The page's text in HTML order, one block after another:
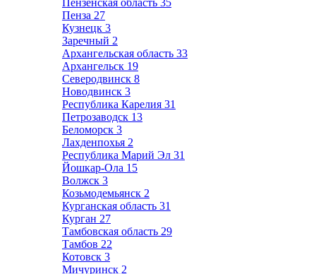
Пензенская область 35
Пенза 27
Кузнецк 3
Заречный 2
Архангельская область 33
Архангельск 19
Северодвинск 8
Новодвинск 3
Республика Карелия 31
Петрозаводск 13
Беломорск 3
Лахденпохья 2
Республика Марий Эл 31
Йошкар-Ола 15
Волжск 3
Козьмодемьянск 2
Курганская область 31
Курган 27
Тамбовская область 29
Тамбов 22
Котовск 3
Мичуринск 2